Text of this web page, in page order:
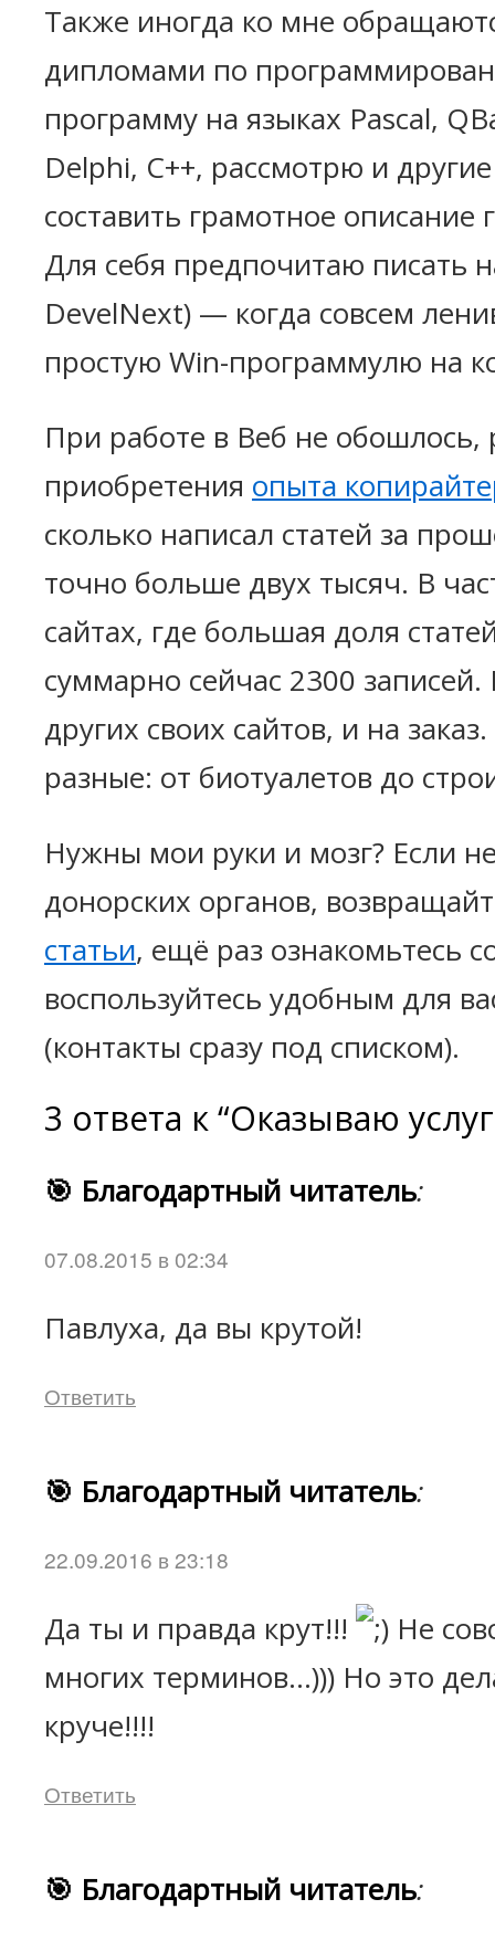
Также иногда ко мне
дипломами по
программу на языках Pascal,
Delphi, C++, рассмотрю и
составить грамотное описание
Для себя предпочитаю писать
DevelNext) — когда совсем
простую Win-программулю на
При работе в Веб не обошлось,
приобретения опыта
сколько написал статей за
точно больше двух тысяч. В
сайтах, где большая доля
суммарно сейчас 2300
других своих сайтов, и на
разные: от биотуалетов до
Нужны мои руки и мозг? Если
донорских органов,
статьи, ещё раз ознакомьтесь
воспользуйтесь удобным для
(контакты сразу под списком).
3 ответа к “Оказываю
🎯 Благодартный читатель:
07.08.2015 в 02:34
Павлуха, да вы крутой!
Ответить
🎯 Благодартный читатель:
22.09.2016 в 23:18
Да ты и правда крут!!!
Не
многих терминов...))) Но это
круче!!!!
Ответить
🎯 Благодартный читатель: